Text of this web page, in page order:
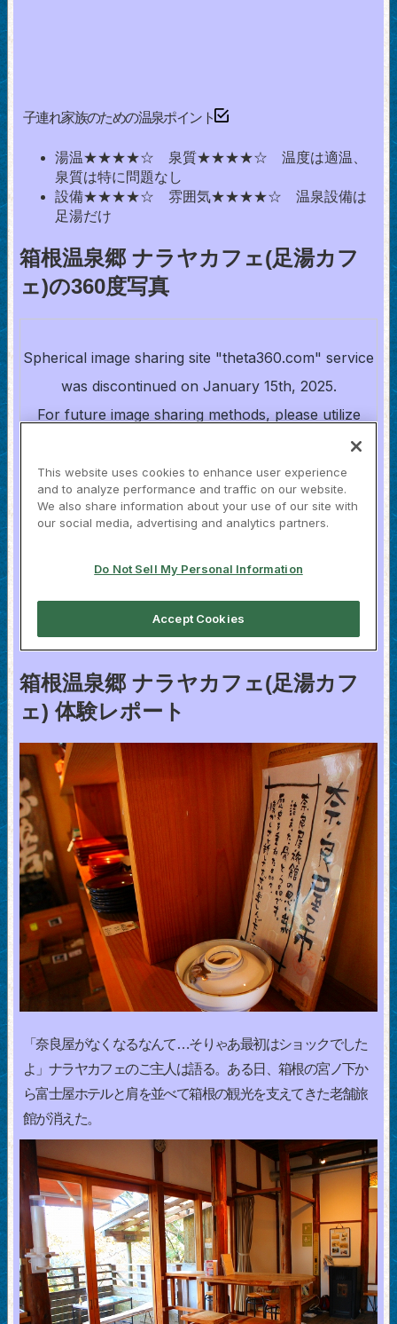
子連れ家族のための温泉ポイント
湯温★★★★☆ 泉質★★★★☆ 温度は適温、
泉質は特に問題なし
設備★★★★☆ 雰囲気★★★★☆ 温泉設備は
足湯だけ
箱根温泉郷 ナラヤカフェ(足湯カフ
ェ)の360度写真
箱根温泉郷 ナラヤカフェ(足湯カフ
ェ) 体験レポート
「奈良屋がなくなるなんて…そりゃあ最初はショックでした
よ」ナラヤカフェのご主人は語る。ある日、箱根の宮ノ下か
ら富士屋ホテルと肩を並べて箱根の観光を支えてきた老舗旅
館が消えた。